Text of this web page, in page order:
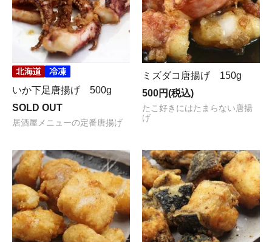
いか下足唐揚げ 500g
SOLD OUT
居酒屋メニューの定番唐揚げ
ミズダコ唐揚げ 150g
500円(税込)
たこ好きにはたまらない唐揚
げ